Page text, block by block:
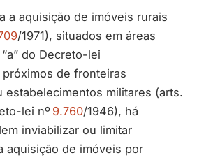
a aquisição de imóveis rurais
/1971), situados em áreas
do Decreto-lei
de fronteiras
estabelecimentos militares (arts.
lei nº 9.760/1946), há
inviabilizar ou limitar
aquisição de imóveis por